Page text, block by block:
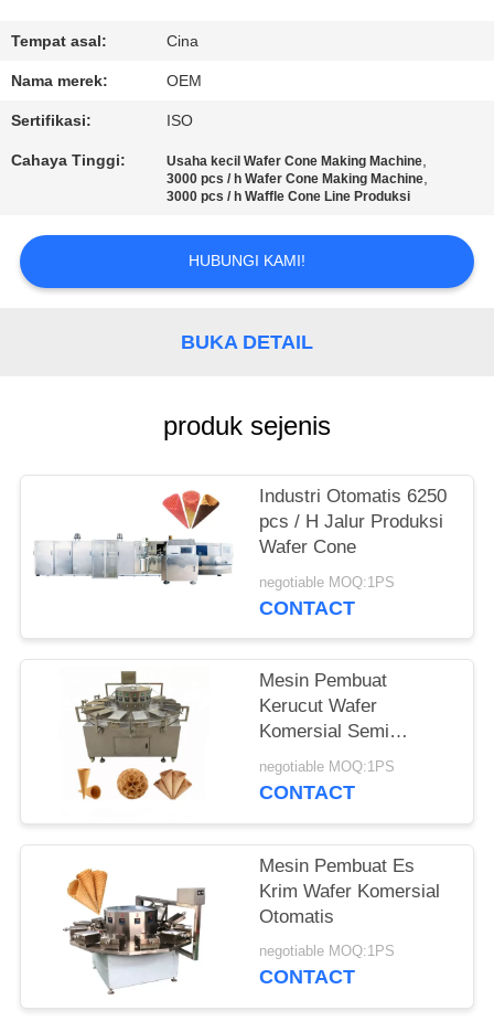
HUBUNGI
KAMI
PERMINTAAN
SITEMAP
Tempat asal: Cina
Nama merek: OEM
Sertifikasi: ISO
Cahaya Tinggi: Usaha kecil Wafer Cone Making Machine,
3000 pcs / h Wafer Cone Making Machine,
3000 pcs / h Waffle Cone Line Produksi
HUBUNGI KAMI!
BUKA DETAIL
produk sejenis
Industri Otomatis 6250
pcs / H Jalur Produksi
Wafer Cone
negotiable MOQ:1PS
CONTACT
Mesin Pembuat
Kerucut Wafer
Komersial Semi
Otomatis
negotiable MOQ:1PS
CONTACT
Mesin Pembuat Es
Krim Wafer Komersial
Otomatis
negotiable MOQ:1PS
CONTACT